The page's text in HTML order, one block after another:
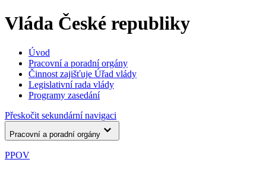
Vláda České republiky
Úvod
Pracovní a poradní orgány
Činnost zajišťuje Úřad vlády
Legislativní rada vlády
Programy zasedání
Přeskočit sekundární navigaci
Pracovní a poradní orgány
PPOV